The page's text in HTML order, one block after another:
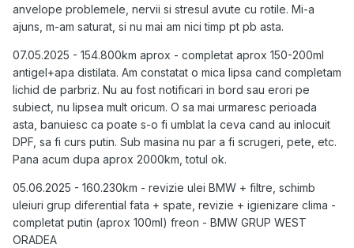
anvelope problemele, nervii si stresul avute cu rotile. Mi-a
ajuns, m-am saturat, si nu mai am nici timp pt pb asta.
07.05.2025 - 154.800km aprox - completat aprox 150-200ml
antigel+apa distilata. Am constatat o mica lipsa cand completam
lichid de parbriz. Nu au fost notificari in bord sau erori pe
subiect, nu lipsea mult oricum. O sa mai urmaresc perioada
asta, banuiesc ca poate s-o fi umblat la ceva cand au inlocuit
DPF, sa fi curs putin. Sub masina nu par a fi scrugeri, pete, etc.
Pana acum dupa aprox 2000km, totul ok.
05.06.2025 - 160.230km - revizie ulei BMW + filtre, schimb
uleiuri grup diferential fata + spate, revizie + igienizare clima -
completat putin (aprox 100ml) freon - BMW GRUP WEST
ORADEA